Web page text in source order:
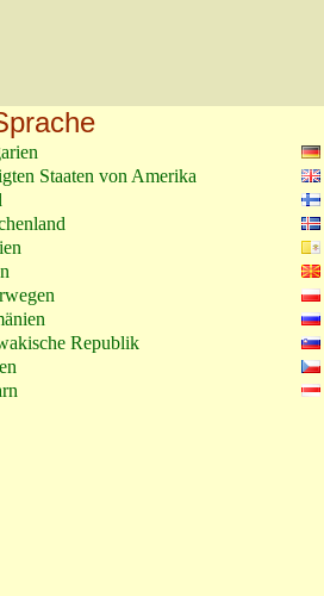
Staaten von Amerika
Republik